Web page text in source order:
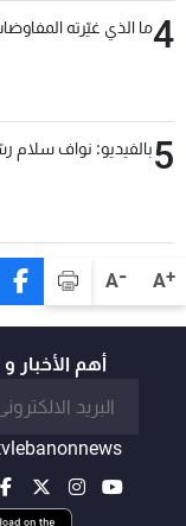
A+
A-
4ما الذي غيّرته المفاوضات
5بالفيديو: نواف سلام
أهم الأخبار